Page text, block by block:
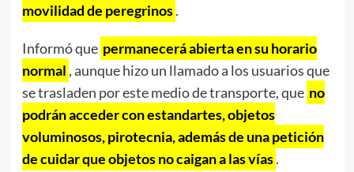
movilidad de peregrinos .
Informó que permanecerá abierta en su horario
normal , aunque hizo un llamado a los usuarios que
se trasladen por este medio de transporte, que no
podrán acceder con estandartes, objetos
voluminosos, pirotecnia, además de una petición
de cuidar que objetos no caigan a las vías .